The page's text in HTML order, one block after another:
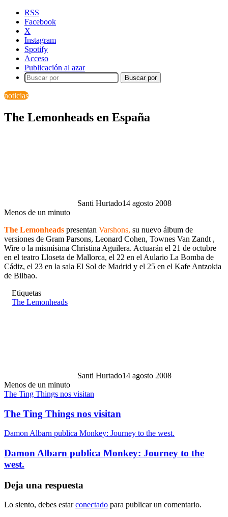
RSS
Facebook
X
Instagram
Spotify
Acceso
Publicación al azar
Buscar por
noticias
The Lemonheads en España
Santi Hurtado14 agosto 2008
Menos de un minuto
The Lemonheads presentan Varshons, su nuevo álbum de
versiones de Gram Parsons, Leonard Cohen, Townes Van Zandt ,
Wire o la mismísima Christina Aguilera. Actuarán el 21 de octubre
en el teatro Lloseta de Mallorca, el 22 en el Aulario La Bomba de
Cádiz, el 23 en la sala El Sol de Madrid y el 25 en el Kafe Antzokia
de Bilbao.
Etiquetas
The Lemonheads
Santi Hurtado14 agosto 2008
Menos de un minuto
The Ting Things nos visitan
The Ting Things nos visitan
Damon Albarn publica Monkey: Journey to the west.
Damon Albarn publica Monkey: Journey to the
west.
Deja una respuesta
Lo siento, debes estarconectado para publicar un comentario.